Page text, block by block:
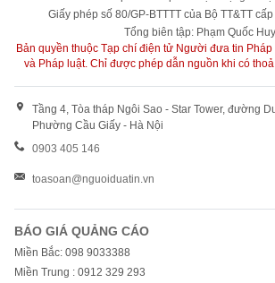
Giấy phép số 80/GP-BTTTT của Bộ TT&TT
Tổng biên tập: Phạm Quốc Huy
Bản quyền thuộc Tạp chí điện tử Người đưa tin
và Pháp luật. Chỉ được phép dẫn nguồn khi có
Tầng 4, Tòa tháp Ngôi Sao - Star Tower, đường
Phường Cầu Giấy - Hà Nội
0903 405 146
toasoan@nguoiduatin.vn
BÁO GIÁ QUẢNG CÁO
Miền Bắc: 098 9033388
Miền Trung : 0912 329 293